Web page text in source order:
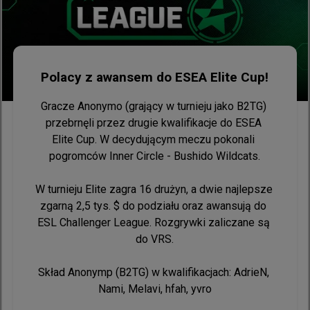
Zdecydowałem o zamknijęciu projektu GO GO CS:GO
oraz o stopniowym, wygaszaniu mojej aktywności
Przez lata oddawałem internetowi, projektom i
społeczności cały swój czas, energię i zdrowie.
Budowałem inicjatywy, dawałem szanse innym i
starałem się ciągnąć ten wózek najlepiej, jak potrafiłem.
W pewnym momencie trzeba jednak stanąć w prawdzie
przed samym sobą i zapytać: gdzie w tym wszystkim
Dotarłem do granicy, w której nie mam już chęci ani
potrzeby robienia czegokolwiek wbrew sobie czy na
siłę dla osób trzecich. Wyciągam wtyczkę z projektów,
dziś w zupełnie innym miejscu. Muszę zadbać o siebie,
o swoje zdrowie, spokój i najbliższych, którzy są dla
Polacy z awansem do ESEA Elite Cup!
Gracze Anonymo (grający w turnieju jako B2TG)
przebrnęli przez drugie kwalifikacje do ESEA
Elite Cup. W decydującym meczu pokonali
pogromców Inner Circle - Bushido Wildcats.
W turnieju Elite zagra 16 drużyn, a dwie najlepsze
zgarną 2,5 tys. $ do podziału oraz awansują do
ESL Challenger League. Rozgrywki zaliczane są
do VRS.
Skład Anonymp (B2TG) w kwalifikacjach: AdrieN,